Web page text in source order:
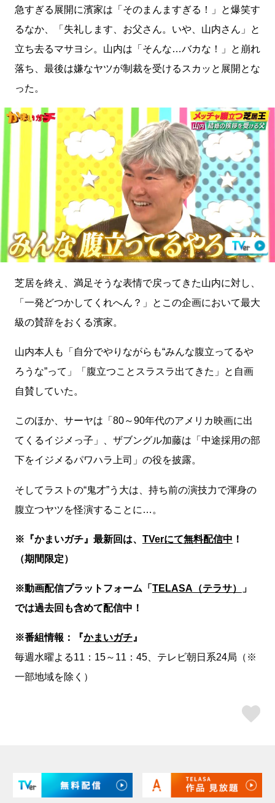
急すぎる展開に濱家は「そのまんますぎる！」と爆笑す
るなか、「失礼します、お父さん。いや、山内さん」と
立ち去るマサヨシ。山内は「そんな…バカな！」と崩れ
落ち、最後は嫌なヤツが制裁を受けるスカッと展開とな
った。
芝居を終え、満足そうな表情で戻ってきた山内に対し、
「一発どつかしてくれへん？」とこの企画において最大
級の賛辞をおくる濱家。
山内本人も「自分でやりながらも“みんな腹立ってるや
ろうな”って」「腹立つことスラスラ出てきた」と自画
自賛していた。
このほか、サーヤは「80～90年代のアメリカ映画に出
てくるイジメっ子」、ザブングル加藤は「中途採用の部
下をイジメるパワハラ上司」の役を披露。
そしてラストの“鬼才”う大は、持ち前の演技力で渾身の
腹立つヤツを怪演することに…。
※『かまいガチ』最新回は、 TVerにて無料配信中 ！
（期間限定）
※動画配信プラットフォーム「TELASA（テラサ）
」
では過去回も含めて配信中！
※番組情報：『かまいガチ』
毎週水曜よる11：15～11：45、テレビ朝日系24局（※
一部地域を除く）